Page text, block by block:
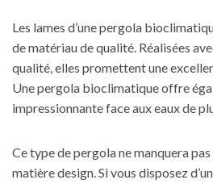
Les lames d’une pergola
de matériau de qualité. Réalisées
qualité, elles promettent une
Une pergola bioclimatique offre
impressionnante face aux eaux de
Ce type de pergola ne manquera
matière design. Si vous disposez